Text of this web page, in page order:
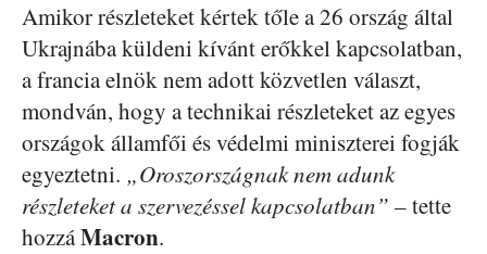
Amikor részleteket kértek tőle a 26 ország által
Ukrajnába küldeni kívánt erőkkel kapcsolatban,
a francia elnök nem adott közvetlen választ,
mondván, hogy a technikai részleteket az egyes
országok államfői és védelmi miniszterei fogják
egyeztetni. „Oroszországnak nem adunk
részleteket a szervezéssel kapcsolatban” – tette
hozzáMacron.